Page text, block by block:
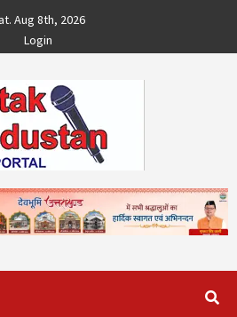
Aug 8th, 2026
Login